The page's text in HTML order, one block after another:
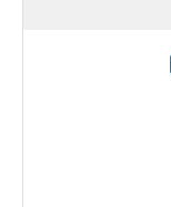
Gotowy do